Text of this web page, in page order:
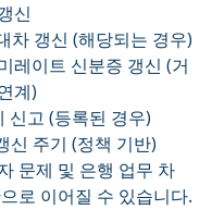
신
차 갱신 (해당되는 경우)
레이트 신분증 갱신 (거
계)
신고 (등록된 경우)
신 주기 (정책 기반)
문제 및 은행 업무 차
로 이어질 수 있습니다.